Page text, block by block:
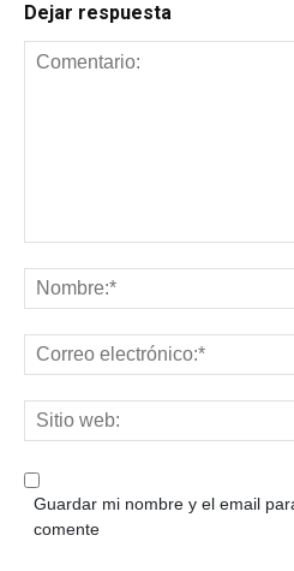
Dejar respuesta
Guardar mi nombre y el email
comente